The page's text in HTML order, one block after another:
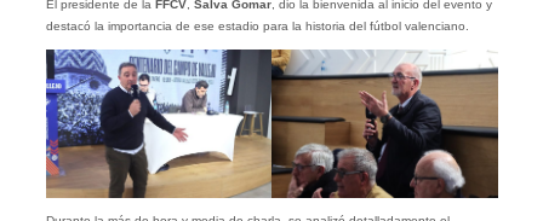
El presidente de la FFCV, Salva Gomar, dio la bienvenida al inicio del evento y
destacó la importancia de ese estadio para la historia del fútbol valenciano.